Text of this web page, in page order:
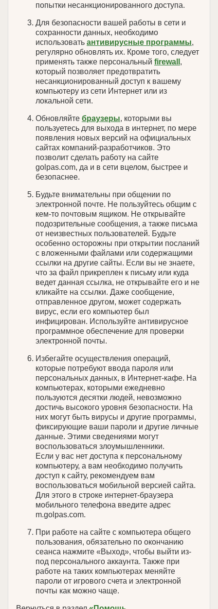
попытки несанкционированного доступа.
Для безопасности вашей работы в сети и
сохранности данных, необходимо
использовать антивирусные программы,
регулярно обновлять их. Кроме того, следует
применять также персональный firewall ,
который позволяет предотвратить
несанкционированный доступ к вашему
компьютеру из сети Интернет или из
локальной сети.
Обновляйте браузеры, которыми вы
пользуетесь для выхода в интернет, по мере
появления новых версий на официальных
сайтах компаний-разработчиков. Это
позволит сделать работу на сайте
golpas.com, да и в сети вцелом, быстрее и
безопаснее.
Будьте внимательны при общении по
электронной почте. Не пользуйтесь общим с
кем-то почтовым ящиком. Не открывайте
подозрительные сообщения, а также письма
от неизвестных пользователей. Будьте
особенно осторожны при открытии посланий
с вложенными файлами или содержащими
ссылки на другие сайты. Если вы не знаете,
что за файл прикреплен к письму или куда
ведет данная ссылка, не открывайте его и не
кликайте на ссылки. Даже сообщение,
отправленное другом, может содержать
вирус, если его компьютер был
инфицирован. Используйте антивирусное
программное обеспечение для проверки
электронной почты.
Избегайте осуществления операций,
которые потребуют ввода пароля или
персональных данных, в Интернет-кафе. На
компьютерах, которыми ежедневно
пользуются десятки людей, невозможно
достичь высокого уровня безопасности. На
них могут быть вирусы и другие программы,
фиксирующие ваши пароли и другие личные
данные. Этими сведениями могут
воспользоваться злоумышленники.
Если у вас нет доступа к персональному
компьютеру, а вам необходимо получить
доступ к сайту, рекомендуем вам
воспользоваться мобильной версией сайта.
Для этого в строке интернет-браузера
мобильного телефона введите адрес
m.golpas.com.
При работе на сайте с компьютера общего
пользования, обязательно по окончанию
сеанса нажмите «Выход», чтобы выйти из-
под персонального аккаунта. Также при
работе на таких компьютерах меняйте
пароли от игрового счета и электронной
почты как можно чаще.